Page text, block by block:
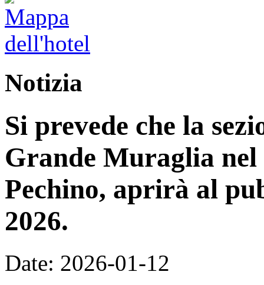
Notizia
Si prevede che la
Grande Muraglia
Pechino, aprirà al
2026.
Date: 2026-01-12